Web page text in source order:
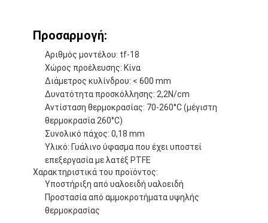
Προσαρμογή:
Αριθμός μοντέλου: tf-18
Χώρος προέλευσης: Κίνα
Διάμετρος κυλίνδρου: < 600 mm
Δυνατότητα προσκόλλησης: 2,2N/cm
Αντίσταση θερμοκρασίας: 70-260°C (μέγιστη
θερμοκρασία 260°C)
Συνολικό πάχος: 0,18 mm
Υλικό: Γυάλινο ύφασμα που έχει υποστεί
επεξεργασία με λατέξ PTFE
Χαρακτηριστικά του προϊόντος:
Υποστήριξη από υαλοειδή υαλοειδή
Προστασία από αμμοκροτήματα υψηλής
θερμοκρασίας